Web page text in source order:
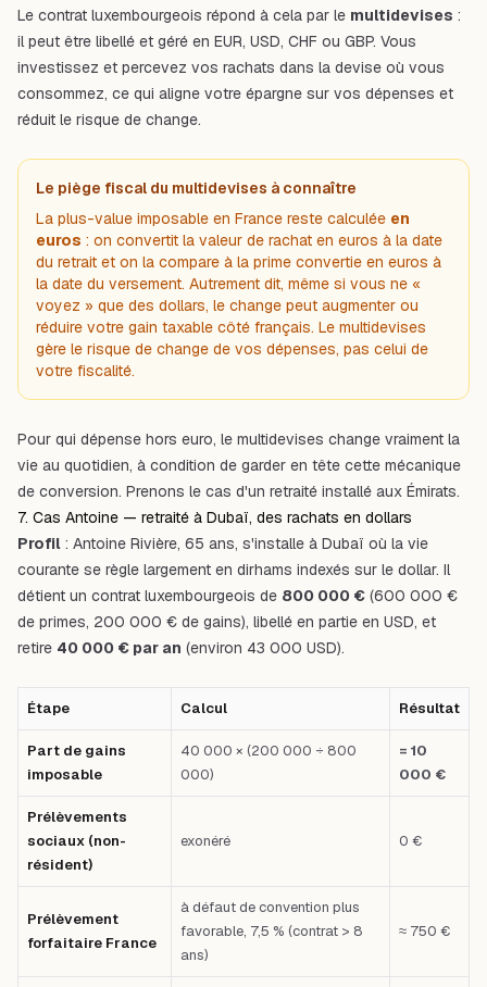
Le contrat luxembourgeois répond à cela par le multidevises :
il peut être libellé et géré en EUR, USD, CHF ou GBP. Vous
investissez et percevez vos rachats dans la devise où vous
consommez, ce qui aligne votre épargne sur vos dépenses et
réduit le risque de change.
Le piège fiscal du multidevises à connaître
La plus-value imposable en France reste calculée en
euros : on convertit la valeur de rachat en euros à la date
du retrait et on la compare à la prime convertie en euros à
la date du versement. Autrement dit, même si vous ne «
voyez » que des dollars, le change peut augmenter ou
réduire votre gain taxable côté français. Le multidevises
gère le risque de change de vos dépenses, pas celui de
votre fiscalité.
Pour qui dépense hors euro, le multidevises change vraiment la
vie au quotidien, à condition de garder en tête cette mécanique
de conversion. Prenons le cas d'un retraité installé aux Émirats.
7. Cas Antoine — retraité à Dubaï, des rachats en dollars
Profil : Antoine Rivière, 65 ans, s'installe à Dubaï où la vie
courante se règle largement en dirhams indexés sur le dollar. Il
détient un contrat luxembourgeois de 800 000 € (600 000 €
de primes, 200 000 € de gains), libellé en partie en USD, et
retire 40 000 € par an (environ 43 000 USD).
Étape Calcul Résultat
Part de gains
imposable
40 000 × (200 000 ÷ 800
000)
= 10
000 €
Prélèvements
sociaux (non-
résident)
exonéré 0 €
Prélèvement
forfaitaire France
à défaut de convention plus
favorable, 7,5 % (contrat > 8
ans)
≈ 750 €